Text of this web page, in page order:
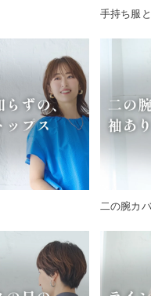
手持ち服
二の腕カ